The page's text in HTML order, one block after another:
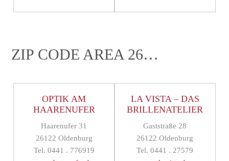
ZIP CODE AREA 26…
OPTIK AM
HAARENUFER
Haarenufer 31
26122 Oldenburg
Tel. 0441 . 776919
LA VISTA – DAS
BRILLENATELIER
Gaststraße 28
26122 Oldenburg
Tel. 0441 . 27579